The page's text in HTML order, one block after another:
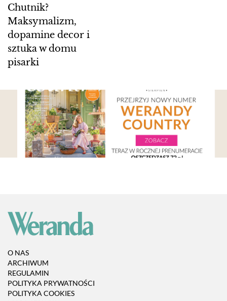
Chutnik?
Maksymalizm,
dopamine decor i
sztuka w domu
pisarki
O NAS
ARCHIWUM
REGULAMIN
POLITYKA PRYWATNOŚCI
POLITYKA COOKIES